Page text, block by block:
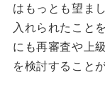
はもっとも望ま
入れられたこと
にも再審査や上
を検討すること